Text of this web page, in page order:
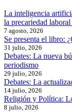
La inteligencia
la precariedad
7 agosto, 2026
Se presenta el libro:
31 julio, 2026
Debates: La nueva
periodismo
29 julio, 2026
Debates: La
14 julio, 2026
Religión y Política:
8 julio, 2026